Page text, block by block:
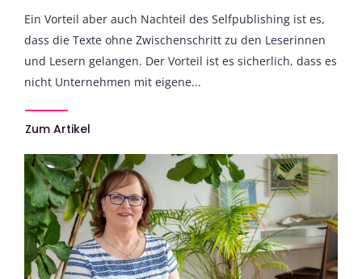
Ein Vorteil aber auch Nachteil des Selfpublishing ist es,
dass die Texte ohne Zwischenschritt zu den Leserinnen
und Lesern gelangen. Der Vorteil ist es sicherlich, dass es
nicht Unternehmen mit eigene...
Zum Artikel